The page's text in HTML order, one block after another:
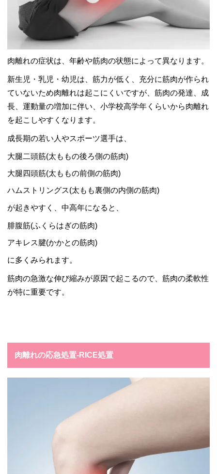
肉離れの症状は、年齢や筋肉の状態によって異なります。
新生児・乳児・幼児は、筋力が低く、充分に筋肉が作られ
ていないため肉離れは起こにくいですが、筋肉の発達、成
長、運動量の増加に伴い、小学校高学年くらいから肉離れ
を起こしやすくなります。
成長期の若い人やスポーツ選手は、
大腿二頭筋(太ももの後ろ側の筋肉)
大腿四頭筋(太ももの前側の筋肉)
ハムストリングス(太もも裏側の内側の筋肉)
が起きやすく、中高年になると、
腓腹筋(ふくらはぎの筋肉)
アキレス腱(かかとの筋肉)
に多くみられます。
筋肉の急激な伸び縮みが原因で起こるので、筋肉の柔軟性
が特に重要です。
肉離れの応急処置‐RICE処置